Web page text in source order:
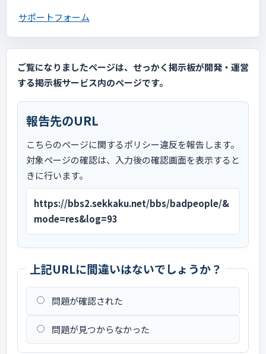
サポートフォーム
ご覧になりましたページは、せっかく掲示板が開発・運営
する掲示板サービス内のページです。
報告先のURL
こちらのページに関するポリシー違反を報告します。
対象ページの確認は、入力後の確認画面を表示すると
きに行います。
https://bbs2.sekkaku.net/bbs/badpeople/&
mode=res&log=93
上記URLに間違いはないでしょうか？
問題が確認された
問題が見つからなかった